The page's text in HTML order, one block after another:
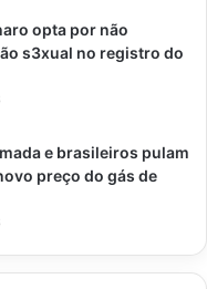
opta por não
s3xual no registro do
e brasileiros pulam
preço do gás de